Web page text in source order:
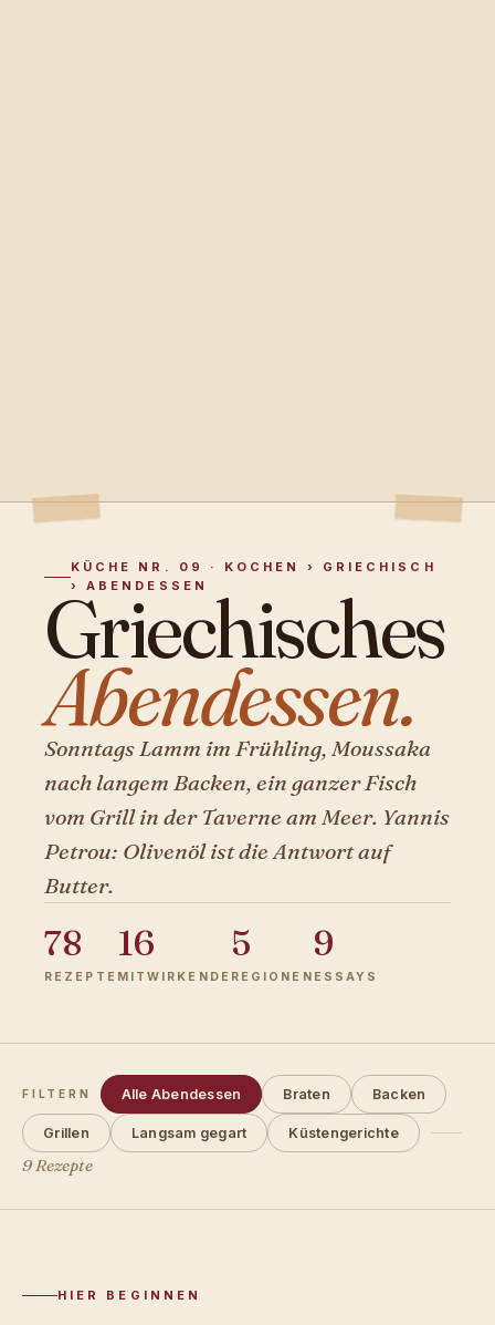
KÜCHE NR. 09 · KOCHEN › GRIECHISCH
› ABENDESSEN
Griechisches
Abendessen.
Sonntags Lamm im Frühling, Moussaka
nach langem Backen, ein ganzer Fisch
vom Grill in der Taverne am Meer. Yannis
Petrou: Olivenöl ist die Antwort auf
Butter.
78
REZEPTE
16
MITWIRKENDE
5
REGIONEN
9
ESSAYS
FILTERN Alle Abendessen Braten Backen
Grillen Langsam gegart Küstengerichte
9 Rezepte
HIER BEGINNEN